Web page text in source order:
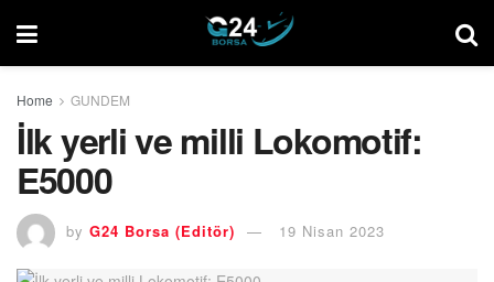
Home GUNDEM
İlk yerli ve milli Lokomotif:
E5000
by G24 Borsa (Editör) 19 Nisan 2023